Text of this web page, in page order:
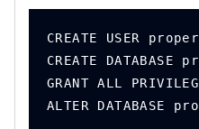
CREATE USER
CREATE DATABASE
GRANT ALL
ALTER DATABASE